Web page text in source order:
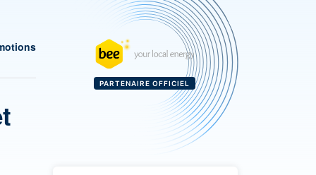
PARTENAIRE OFFICIEL